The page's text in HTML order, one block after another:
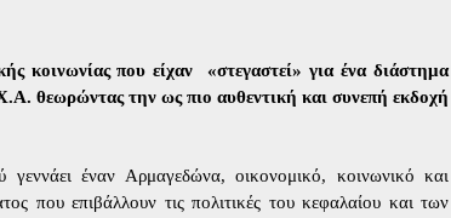
κοινωνίας που είχαν
«στεγαστεί» για ένα διάστημα
θεωρώντας την ως πιο αυθεντική και συνεπή εκδοχή
έναν Αρμαγεδώνα, οικονομικό, κοινωνικό και
που επιβάλλουν τις πολιτικές του κεφαλαίου και των